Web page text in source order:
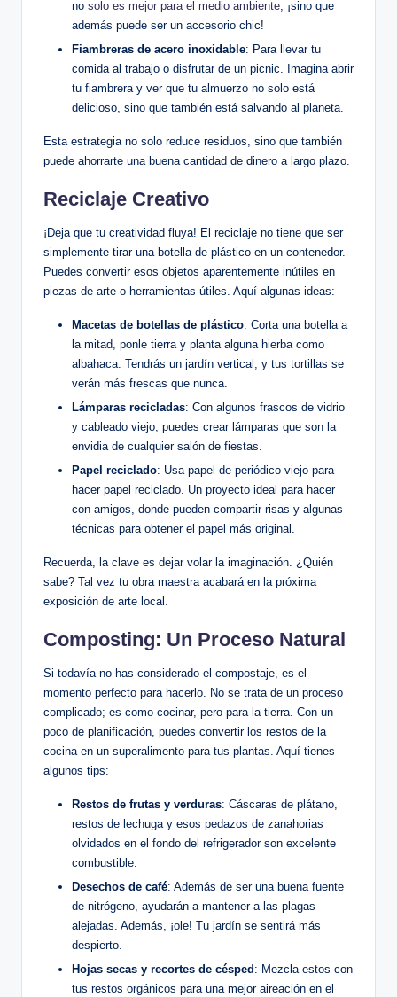
no solo es mejor para el medio ambiente , ¡sino que
además puede ser un accesorio chic!
Fiambreras de acero inoxidable: Para llevar tu
comida al trabajo o disfrutar de un picnic. Imagina abrir
tu fiambrera y ver que tu almuerzo no solo está
delicioso, sino que también está salvando al planeta.
Esta estrategia no solo reduce residuos, sino que también
puede ahorrarte una buena cantidad de dinero a largo plazo.
Reciclaje Creativo
¡Deja que tu creatividad fluya! El reciclaje no tiene que ser
simplemente tirar una botella de plástico en un contenedor.
Puedes convertir esos objetos aparentemente inútiles en
piezas de arte o herramientas útiles. Aquí algunas ideas:
Macetas de botellas de plástico: Corta una botella a
la mitad, ponle tierra y planta alguna hierba como
albahaca. Tendrás un jardín vertical, y tus tortillas se
verán más frescas que nunca.
Lámparas recicladas: Con algunos frascos de vidrio
y cableado viejo, puedes crear lámparas que son la
envidia de cualquier salón de fiestas.
Papel reciclado: Usa papel de periódico viejo para
hacer papel reciclado. Un proyecto ideal para hacer
con amigos, donde pueden compartir risas y algunas
técnicas para obtener el papel más original.
Recuerda, la clave es dejar volar la imaginación. ¿Quién
sabe? Tal vez tu obra maestra acabará en la próxima
exposición de arte local.
Composting: Un Proceso Natural
Si todavía no has considerado el compostaje, es el
momento perfecto para hacerlo. No se trata de un proceso
complicado; es como cocinar, pero para la tierra. Con un
poco de planificación, puedes convertir los restos de la
cocina en un superalimento para tus plantas. Aquí tienes
algunos tips:
Restos de frutas y verduras: Cáscaras de plátano,
restos de lechuga y esos pedazos de zanahorias
olvidados en el fondo del refrigerador son excelente
combustible.
Desechos de café: Además de ser una buena fuente
de nitrógeno, ayudarán a mantener a las plagas
alejadas. Además, ¡ole! Tu jardín se sentirá más
despierto.
Hojas secas y recortes de césped : Mezcla estos con
tus restos orgánicos para una mejor aireación en el